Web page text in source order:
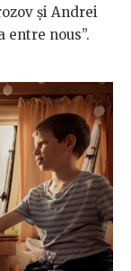
și Andrei
entre nous”.